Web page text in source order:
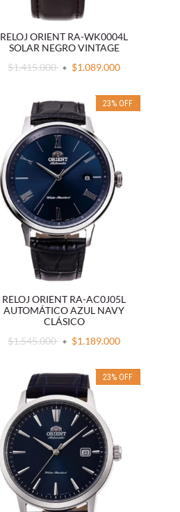
RELOJ ORIENT RA-WK0004L
SOLAR NEGRO VINTAGE
$1.415.000
$1.089.000
23% OFF
RELOJ ORIENT RA-AC0J05L
AUTOMÁTICO AZUL NAVY
CLÁSICO
$1.545.000
$1.189.000
23% OFF